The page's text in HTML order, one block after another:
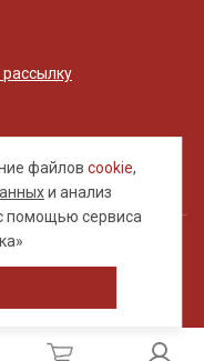
файловcookie,
и анализ
помощью сервиса